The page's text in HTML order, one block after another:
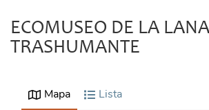
ECOMUSEO DE LA
TRASHUMANTE
Mapa Lista